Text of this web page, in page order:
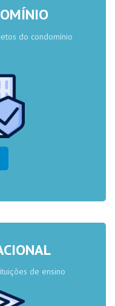
do condomínio
de ensino